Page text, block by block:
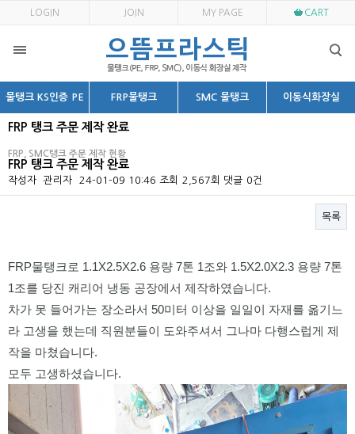
LOGIN JOIN MY PAGE CART
물탱크 KS인증 PE FRP물탱크 SMC 물탱크 이동식화장실
FRP 탱크 주문 제작 완료
FRP, SMC탱크 주문 제작 현황
FRP 탱크 주문 제작 완료
작성자 관리자 24-01-09 10:46 조회 2,567회 댓글 0건
목록
FRP물탱크로 1.1X2.5X2.6 용량 7톤 1조와 1.5X2.0X2.3 용량 7톤
1조를 당진 캐리어 냉동 공장에서 제작하였습니다.
차가 못 들어가는 장소라서 50미터 이상을 일일이 자재를 옮기느
라 고생을 했는데 직원분들이 도와주셔서 그나마 다행스럽게 제
작을 마쳤습니다.
모두 고생하셨습니다.